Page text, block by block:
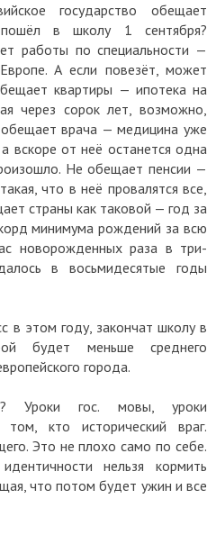
государство обещает
пошёл в школу 1 сентября?
работы по специальности —
А если повезёт, может
квартиры — ипотека на
через сорок лет, возможно,
врача — медицина уже
вскоре от неё останется одна
Не обещает пенсии —
что в неё провалятся все,
страны как таковой — год за
минимума рождений за всю
новорожденных раза в три-
в восьмидесятые годы
в этом году, закончат школу в
будет меньше среднего
города.
Уроки гос. мовы, уроки
том, кто исторический враг.
Это не плохо само по себе.
нельзя кормить
что потом будет ужин и все